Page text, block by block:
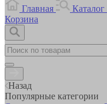
Главная
Каталог
Корзина
Назад
Популярные категории